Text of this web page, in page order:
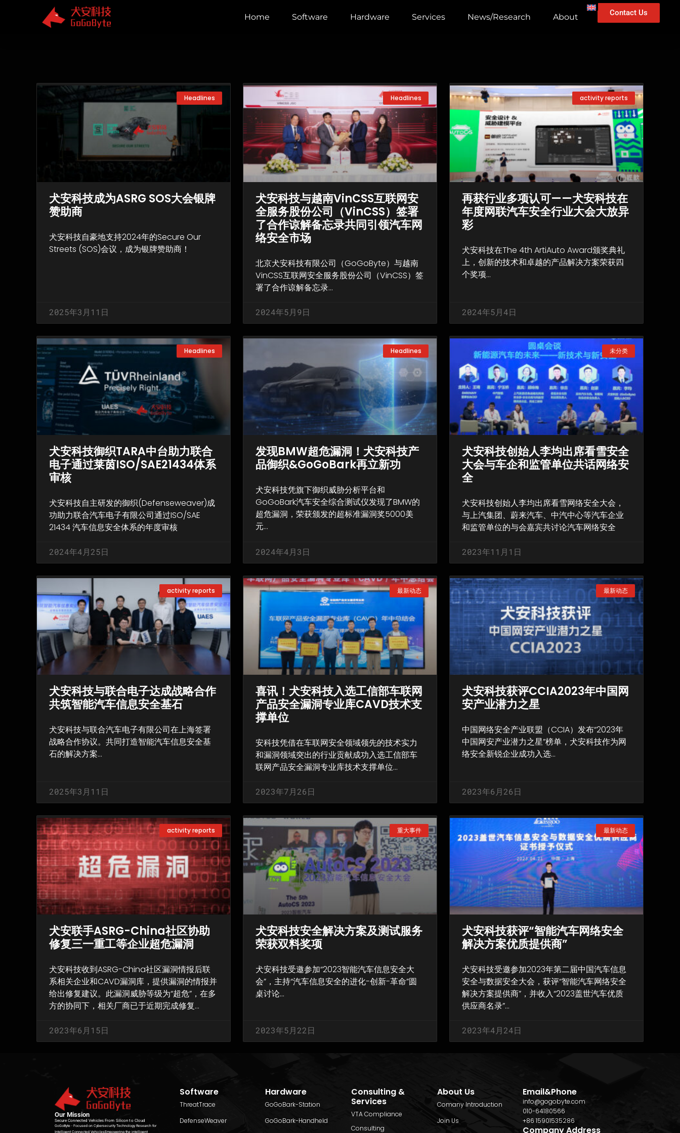
Contact Us
Home Software Hardware Services News/Research About
Headlines
犬安科技成为ASRG SOS大会银牌
赞助商
犬安科技自豪地支持2024年的Secure Our
Streets (SOS)会议，成为银牌赞助商！
2025年3月11日
Headlines
犬安科技与越南VinCSS互联网安
全服务股份公司（VinCSS）签署
了合作谅解备忘录共同引领汽车网
络安全市场
北京犬安科技有限公司（GoGoByte）与越南
VinCSS互联网安全服务股份公司（VinCSS）签
署了合作谅解备忘录…
2024年5月9日
activity reports
再获行业多项认可——犬安科技在
年度网联汽车安全行业大会大放异
彩
犬安科技在The 4th ArtiAuto Award颁奖典礼
上，创新的技术和卓越的产品解决方案荣获四
个奖项…
2024年5月4日
Headlines
犬安科技御织TARA中台助力联合
电子通过莱茵ISO/SAE21434体系
审核
犬安科技自主研发的御织(Defenseweaver)成
功助力联合汽车电子有限公司通过ISO/SAE
21434 汽车信息安全体系的年度审核
2024年4月25日
Headlines
发现BMW超危漏洞！犬安科技产
品御织&GoGoBark再立新功
犬安科技凭旗下御织威胁分析平台和
GoGoBark汽车安全综合测试仪发现了BMW的
超危漏洞，荣获颁发的超标准漏洞奖5000美
元…
2024年4月3日
未分类
犬安科技创始人李均出席看雪安全
大会与车企和监管单位共话网络安
全
犬安科技创始人李均出席看雪网络安全大会，
与上汽集团、蔚来汽车、中汽中心等汽车企业
和监管单位的与会嘉宾共讨论汽车网络安全
2023年11月1日
activity reports
犬安科技与联合电子达成战略合作
共筑智能汽车信息安全基石
犬安科技与联合汽车电子有限公司在上海签署
战略合作协议。共同打造智能汽车信息安全基
石的解决方案…
2025年3月11日
最新动态
喜讯！犬安科技入选工信部车联网
产品安全漏洞专业库CAVD技术支
撑单位
安科技凭借在车联网安全领域领先的技术实力
和漏洞领域突出的行业贡献成功入选工信部车
联网产品安全漏洞专业库技术支撑单位…
2023年7月26日
最新动态
犬安科技获评CCIA2023年中国网
安产业潜力之星
中国网络安全产业联盟（CCIA）发布“2023年
中国网安产业潜力之星”榜单，犬安科技作为网
络安全新锐企业成功入选…
2023年6月26日
activity reports
犬安联手ASRG-China社区协助
修复三一重工等企业超危漏洞
犬安科技收到ASRG-China社区漏洞情报后联
系相关企业和CAVD漏洞库，提供漏洞的情报并
给出修复建议。此漏洞威胁等级为“超危”，在多
方的协同下，相关厂商已于近期完成修复…
2023年6月15日
重大事件
犬安科技安全解决方案及测试服务
荣获双料奖项
犬安科技受邀参加“2023智能汽车信息安全大
会”，主持“汽车信息安全的进化-创新-革命”圆
桌讨论…
2023年5月22日
最新动态
犬安科技获评“智能汽车网络安全
解决方案优质提供商”
犬安科技受邀参加2023年第二届中国汽车信息
安全与数据安全大会，获评“智能汽车网络安全
解决方案提供商”，并收入“2023盖世汽车优质
供应商名录”…
2023年4月24日
PagePagePage
Our Mission
Secure Connected Vehicles From Silicon to Cloud​
GoGoByte - Focused on Cybersecurity Technology Research for
Intelligent Connected VehiclesEmpowering the intelligent
Software
ThreatTrace
DefenseWeaver
Hardware
GoGoBark-Station
GoGoBark-Handheld
Consulting &
Services
VTA Compliance
Consulting
About Us
Comany Introduction
Join Us
Email&Phone
info@gogobyte.com
010-64180566
+86 15901535286
Company Address